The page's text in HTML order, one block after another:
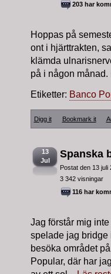
203 har
Hoppas på
ont i hjärttrakten,
klämda
på i någon månad.
Etiketter: Banco
Digg it Bookmark it
13
Jul
Spanska
Postat den 13 juli
3 342 visningar
116 har
Jag förstår mig
spelade jag bridge
besöka området
Popular, där har